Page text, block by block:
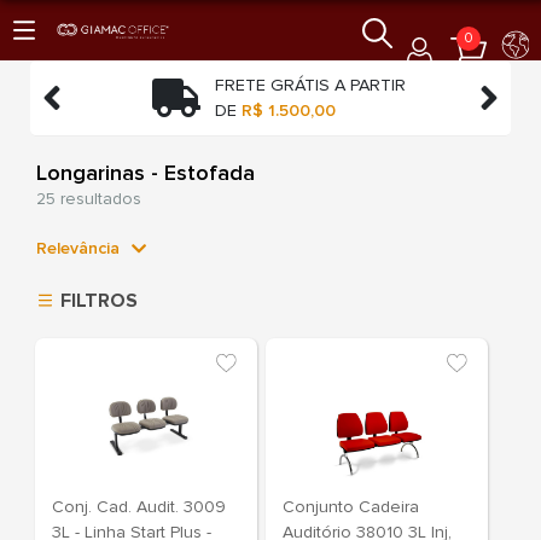
0

FRETE GRÁTIS A PARTIR
DE R$ 1.500,00 
Longarinas - Estofada
25 resultados
Relevância
Ordem Alfabética
FILTROS